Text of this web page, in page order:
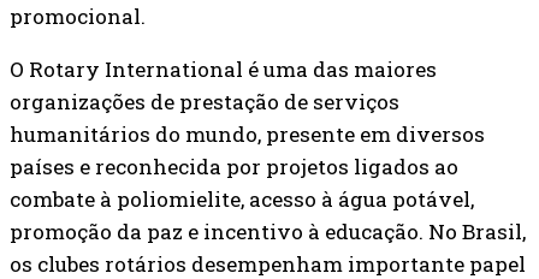
promocional.
O Rotary International é uma das maiores
organizações de prestação de serviços
humanitários do mundo, presente em diversos
países e reconhecida por projetos ligados ao
combate à poliomielite, acesso à água potável,
promoção da paz e incentivo à educação. No Brasil,
os clubes rotários desempenham importante papel